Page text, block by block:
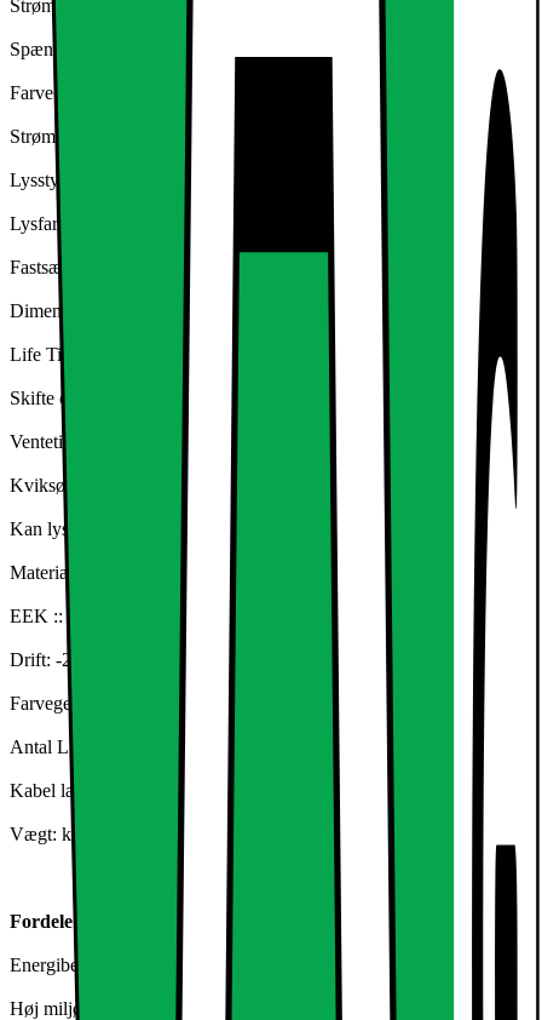
Strømforbrug: ca. 12 kWh / 1000H
Spænding: AC 220 - 240 V / 50-60 Hz
Farve temperatur: 4000K (Neutral Hvid)
Strømforbrug kun omkring 12W
Lysstyrke: ca 960 lumen
Lysfarve: neutral hvid
Fastsættelse: ca. Ø fra 35 til 40 mm
Dimensioner (LxBxH): ca. 347 x 95 x 65 mm
Life Time: std 50.000
Skifte cyklusser: 20.000
Ventetid: <0,2 s = 100%
Kviksølv-fri: 0 g Hg
Kan lysdæmpes: Nej
Materiale: Robust aluminiumshus med glasrude
EEK :: Et
Drift: -20 ° C - + 50 ° C
Farvegengivelse: 70
Antal LED: 12
Kabel længde: ca 31 cm
Vægt: kg ca. 0,75
Fordele:
Energibesparende op til 85%
Høj miljømæssig